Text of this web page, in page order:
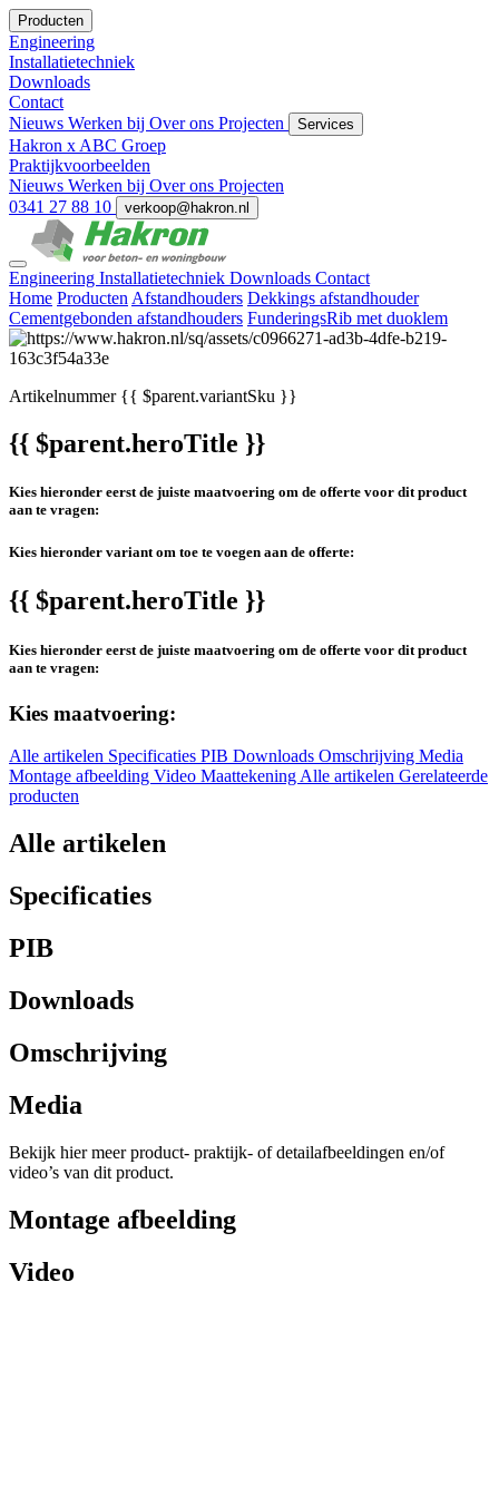
Producten
Engineering
Installatietechniek
Downloads
Contact
Nieuws Werken bij Over ons Projecten Services
Hakron x ABC Groep
Praktijkvoorbeelden
Nieuws Werken bij Over ons Projecten
0341 27 88 10
verkoop@hakron.nl
Engineering Installatietechniek Downloads Contact
Home Producten Afstandhouders Dekkings afstandhouder
Cementgebonden afstandhouders FunderingsRib met duoklem
Artikelnummer{{ $parent.variantSku }}
{{ $parent.heroTitle }}
Kies hieronder eerst de juiste maatvoering om de offerte voor dit product
aan te vragen:
Kies hieronder variant om toe te voegen aan de offerte:
{{ $parent.heroTitle }}
Kies hieronder eerst de juiste maatvoering om de offerte voor dit product
aan te vragen:
Kies maatvoering:
Alle artikelen Specificaties PIB Downloads Omschrijving Media
Montage afbeelding Video MaattekeningAlle artikelen Gerelateerde
producten
Alle artikelen
Specificaties
PIB
Downloads
Omschrijving
Media
Bekijk hier meer product- praktijk- of detailafbeeldingen en/of
video’s van dit product.
Montage afbeelding
Video